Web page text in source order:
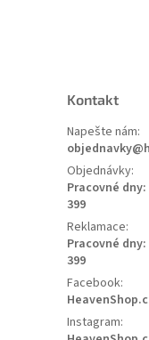
Kontakt
Napešte nám:
Objednávky:
Pracovné dny:
399
Reklamace:
Pracovné dny:
399
Facebook:
Instagram: